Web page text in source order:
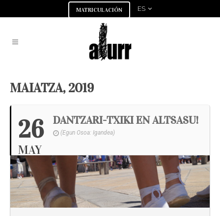
MATRICULACIÓN ES
MAIATZA, 2019
26
MAY
DANTZARI-TXIKI EN ALTSASU!
(Egun Osoa: Igandea)